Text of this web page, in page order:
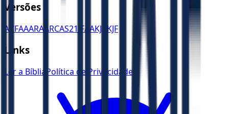
Versões
ACFAAARA ARCAS21 JFAAKJA KJF
Links
Ler a Bíblia Política de Privacidade